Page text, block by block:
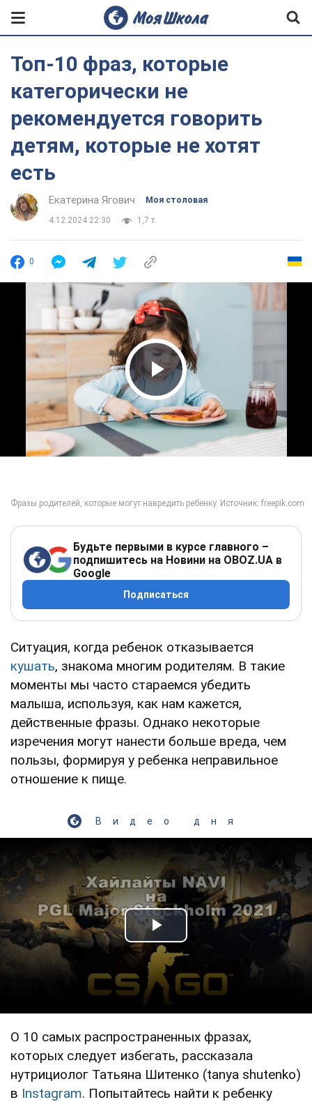
Топ-10 фраз, которые
категорически не
рекомендуется говорить
детям, которые не хотят
есть
Екатерина Ягович Моя столовая
4.12.2024 22:30 1,7 т.
0
Play Video
Будьте первыми в курсе главного –
подпишитесь на Новини на OBOZ.UA в
Google
Подписаться
Ситуация, когда ребенок отказывается
кушать, знакома многим родителям. В такие
моменты мы часто стараемся убедить
малыша, используя, как нам кажется,
действенные фразы. Однако некоторые
изречения могут нанести больше вреда, чем
пользы, формируя у ребенка неправильное
отношение к пище.
Видео дня
Play Video
О 10 самых распространенных фразах,
которых следует избегать, рассказала
нутрициолог Татьяна Шитенко (tanya shutenko)
в Instagram. Попытайтесь найти к ребенку